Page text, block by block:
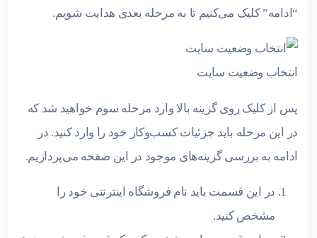
“ادامه” کلیک می‌کنیم تا به مرحله بعدی هدایت شویم.
انتخاب وضعیت سایت
پس از کلیک روی گزینه بالا وارد مرحله سوم خواهید شد که
در این مرحله باید جزئیات کسب‌وکار خود را وارد کنید. در
ادامه به بررسی گزینه‌های موجود در این صفحه می‌پردازیم.
در این قسمت باید نام فروشگاه اینترنتی خود را
مشخص کنید.